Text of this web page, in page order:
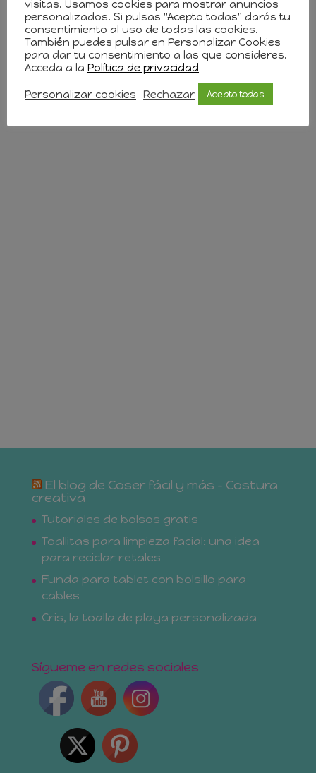
www.menudonumerito.com
El blog de Coser fácil y más – Costura
creativa
Tutoriales de bolsos gratis
Toallitas para limpieza facial: una idea
para reciclar retales
Funda para tablet con bolsillo para
cables
Cris, la toalla de playa personalizada
Sígueme en redes sociales
visitas. Usamos cookies para mostrar anuncios
personalizados. Si pulsas "Acepto todas" darás tu
consentimiento al uso de todas las cookies.
También puedes pulsar en Personalizar Cookies
para dar tu consentimiento a las que consideres.
Acceda a la Política de privacidad
Personalizar cookies Rechazar Acepto todas